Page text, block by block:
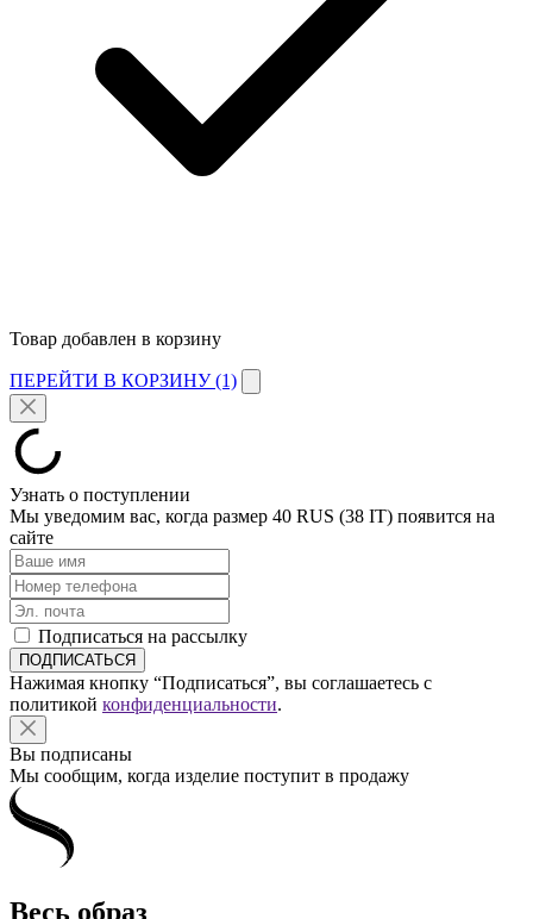
Товар добавлен в корзину
ПЕРЕЙТИ В КОРЗИНУ (1)
Узнать о поступлении
Мы уведомим вас, когда размер 40 RUS (38 IT) появится на
сайте
Подписаться на рассылку
Нажимая кнопку “Подписаться”, вы соглашаетесь с
политикой конфиденциальности.
Вы подписаны
Мы сообщим, когда изделие поступит в продажу
Весь образ